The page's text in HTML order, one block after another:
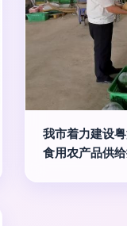
我市着力建设
食用农产品供